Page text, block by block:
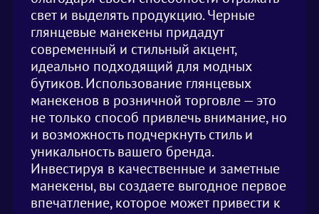
свет и выделять продукцию. Черные
глянцевые манекены придадут
современный и стильный акцент,
идеально подходящий для модных
бутиков. Использование глянцевых
манекенов в розничной торговле — это
не только способ привлечь внимание, но
и возможность подчеркнуть стиль и
уникальность вашего бренда.
Инвестируя в качественные и заметные
манекены, вы создаете выгодное первое
впечатление, которое может привести к